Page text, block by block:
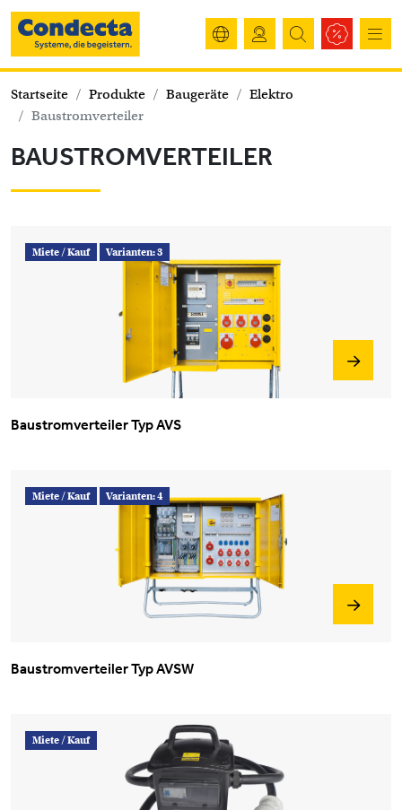
Startseite Produkte Baugeräte
Elektro
Baustromverteiler
BAUSTROMVERTEILER
Miete /Kauf Varianten: 3
Baustromverteiler Typ AVS
Miete /Kauf Varianten: 4
Baustromverteiler Typ AVSW
Miete /Kauf